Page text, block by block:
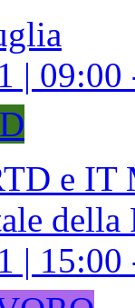
| 09:00
e IT
della
|